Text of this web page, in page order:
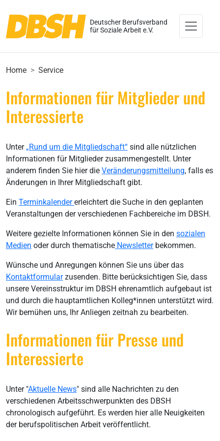
Deutscher Berufsverband
für Soziale Arbeit e.V.
Home Service
Informationen für Mitglieder und
Interessierte
Unter „Rund um die Mitgliedschaft“ sind alle nützlichen
Informationen für Mitglieder zusammengestellt. Unter
anderem finden Sie hier die Veränderungsmitteilung, falls es
Änderungen in Ihrer Mitgliedschaft gibt.
Ein Terminkalendererleichtert die Suche in den geplanten
Veranstaltungen der verschiedenen Fachbereiche im DBSH.
Weitere gezielte Informationen können Sie in den sozialen
Medien oder durch thematische Newsletterbekommen.
Wünsche und Anregungen können Sie uns über das
Kontaktformularzusenden. Bitte berücksichtigen Sie, dass
unsere Vereinsstruktur im DBSH ehrenamtlich aufgebaut ist
und durch die hauptamtlichen Kolleg*innen unterstützt wird.
Wir bemühen uns, Ihr Anliegen zeitnah zu bearbeiten.
Informationen für Presse und
Interessierte
Unter "Aktuelle News" sind alle Nachrichten zu den
verschiedenen Arbeitsschwerpunkten des DBSH
chronologisch aufgeführt. Es werden hier alle Neuigkeiten
der berufspolitischen Arbeit veröffentlicht.